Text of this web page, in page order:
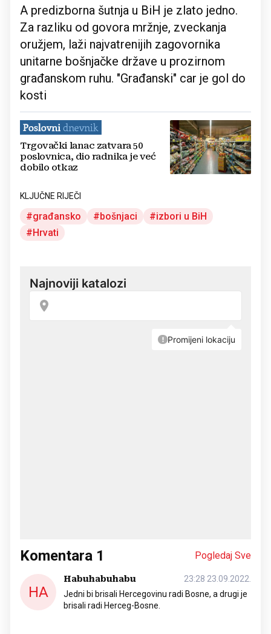
A predizborna šutnja u BiH je zlato jedno.
Za razliku od govora mržnje, zveckanja
oružjem, laži najvatrenijih zagovornika
unitarne bošnjačke države u prozirnom
građanskom ruhu. "Građanski" car je gol do
kosti
Trgovački lanac zatvara 50
poslovnica, dio radnika je već
dobilo otkaz
KLJUČNE RIJEČI
građansko bošnjaci
izbori u BiH
Hrvati
Komentara 1 Pogledaj Sve
HA
Habuhabuhabu
23:28 23.09.2022.
Jedni bi brisali Hercegovinu radi Bosne, a drugi je
brisali radi Herceg-Bosne.